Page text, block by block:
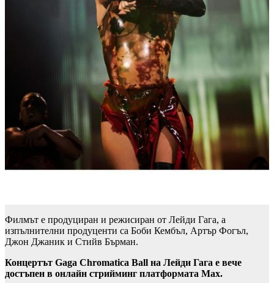
Филмът е продуциран и режисиран от Лейди Гага, а
изпълнителни продуценти са Боби Кембъл, Артър Фогъл,
Джон Джаник и Стийв Бърман.
Концертът Gaga Chromatica Ball на Лейди Гага е вече
достъпен в онлайн стрийминг платформата Max.